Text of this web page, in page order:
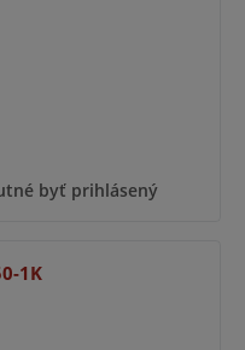
byť prihlásený
1K